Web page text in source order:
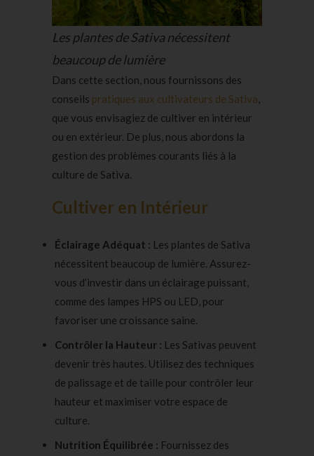
Les plantes de Sativa nécessitent
beaucoup de lumière
Dans cette section, nous fournissons des
conseils pratiques aux cultivateurs de Sativa,
que vous envisagiez de cultiver en intérieur
ou en extérieur. De plus, nous abordons la
gestion des problèmes courants liés à la
culture de Sativa.
Cultiver en Intérieur
Éclairage Adéquat : Les plantes de Sativa
nécessitent beaucoup de lumière. Assurez-
vous d’investir dans un éclairage puissant,
comme des lampes HPS ou LED, pour
favoriser une croissance saine.
Contrôler la Hauteur : Les Sativas peuvent
devenir très hautes. Utilisez des techniques
de palissage et de taille pour contrôler leur
hauteur et maximiser votre espace de
culture.
Nutrition Équilibrée : Fournissez des